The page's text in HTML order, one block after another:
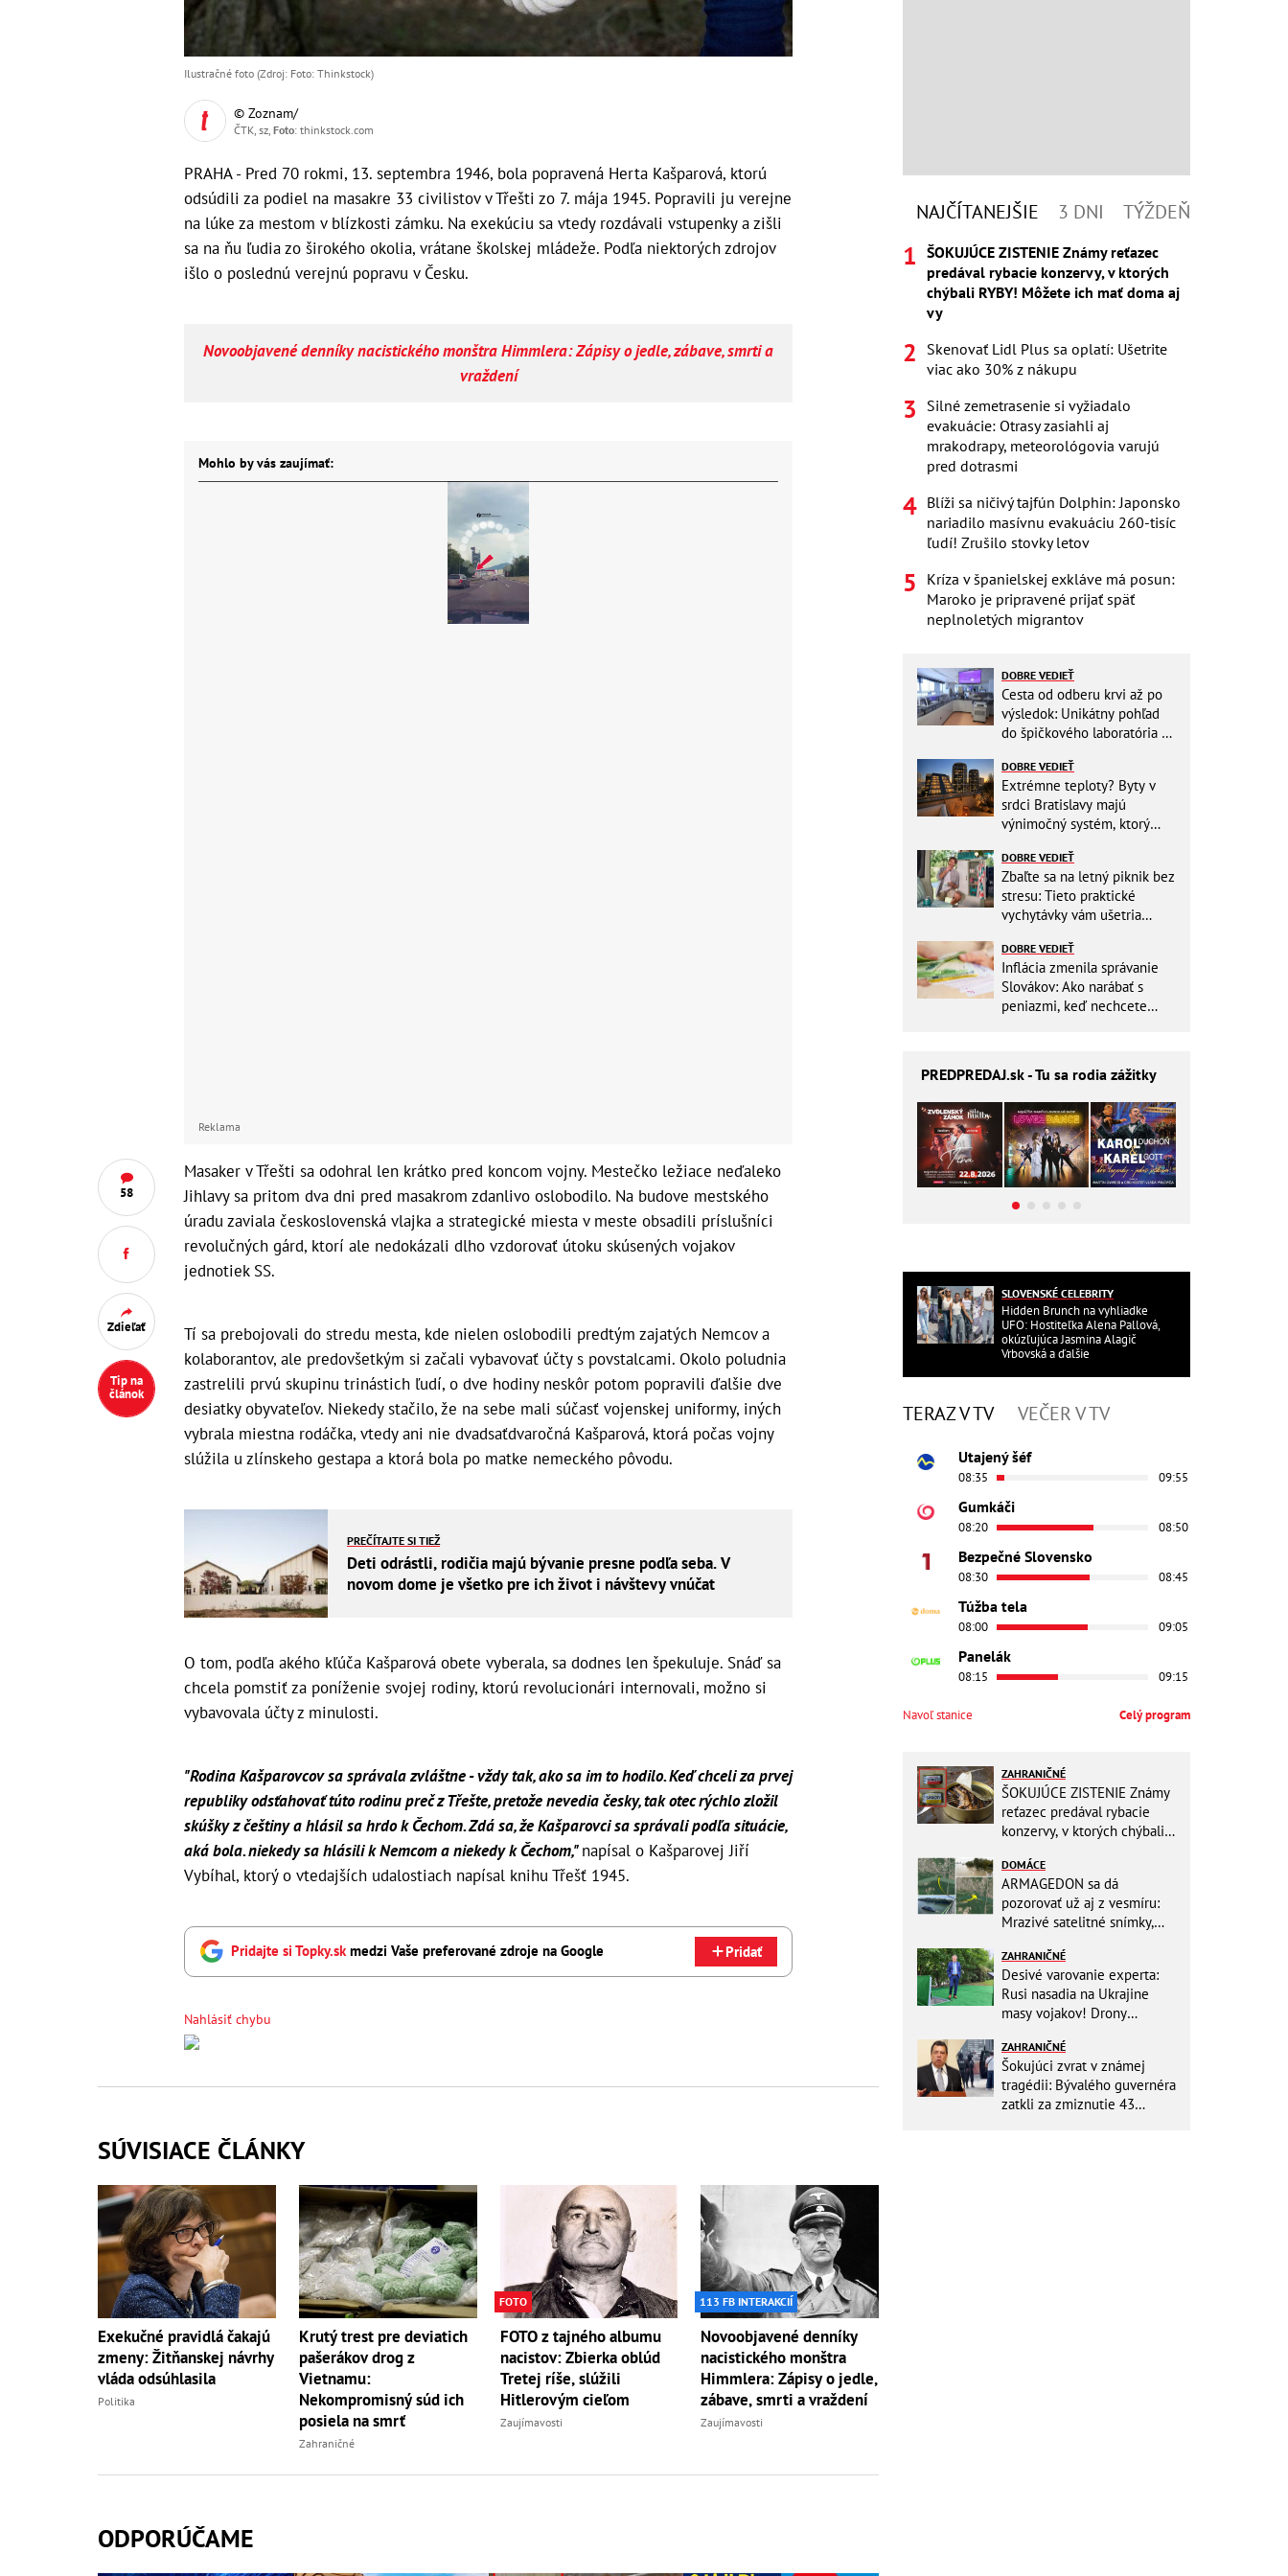
58
Zdieľať
Tip na
článok
Ilustračné foto (Zdroj: Foto: Thinkstock)
© Zoznam/
ČTK, sz, Foto: thinkstock.com
PRAHA - Pred 70 rokmi, 13. septembra 1946, bola popravená Herta Kašparová, ktorú
odsúdili za podiel na masakre 33 civilistov v Třešti zo 7. mája 1945. Popravili ju verejne
na lúke za mestom v blízkosti zámku. Na exekúciu sa vtedy rozdávali vstupenky a zišli
sa na ňu ľudia zo širokého okolia, vrátane školskej mládeže. Podľa niektorých zdrojov
išlo o poslednú verejnú popravu v Česku.
Novoobjavené denníky nacistického monštra Himmlera: Zápisy o jedle, zábave, smrti a
vraždení
Mohlo by vás zaujímať:
Reklama
Masaker v Třešti sa odohral len krátko pred koncom vojny. Mestečko ležiace neďaleko
Jihlavy sa pritom dva dni pred masakrom zdanlivo oslobodilo. Na budove mestského
úradu zaviala československá vlajka a strategické miesta v meste obsadili príslušníci
revolučných gárd, ktorí ale nedokázali dlho vzdorovať útoku skúsených vojakov
jednotiek SS.
Tí sa prebojovali do stredu mesta, kde nielen oslobodili predtým zajatých Nemcov a
kolaborantov, ale predovšetkým si začali vybavovať účty s povstalcami. Okolo poludnia
zastrelili prvú skupinu trinástich ľudí, o dve hodiny neskôr potom popravili ďalšie dve
desiatky obyvateľov. Niekedy stačilo, že na sebe mali súčasť vojenskej uniformy, iných
vybrala miestna rodáčka, vtedy ani nie dvadsaťdvaročná Kašparová, ktorá počas vojny
slúžila u zlínskeho gestapa a ktorá bola po matke nemeckého pôvodu.
PREČÍTAJTE SI TIEŽ
Deti odrástli, rodičia majú bývanie presne podľa seba. V
novom dome je všetko pre ich život i návštevy vnúčat
O tom, podľa akého kľúča Kašparová obete vyberala, sa dodnes len špekuluje. Snáď sa
chcela pomstiť za poníženie svojej rodiny, ktorú revolucionári internovali, možno si
vybavovala účty z minulosti.
"Rodina Kašparovcov sa správala zvláštne - vždy tak, ako sa im to hodilo. Keď chceli za prvej
republiky odsťahovať túto rodinu preč z Třešte, pretože nevedia česky, tak otec rýchlo zložil
skúšky z češtiny a hlásil sa hrdo k Čechom. Zdá sa, že Kašparovci sa správali podľa situácie,
aká bola. niekedy sa hlásili k Nemcom a niekedy k Čechom,"napísal o Kašparovej Jiří
Vybíhal, ktorý o vtedajších udalostiach napísal knihu Třešť 1945.
Pridajte si Topky.skmedzi Vaše preferované zdroje na Google Pridať
Nahlásiť chybu
SÚVISIACE ČLÁNKY
Exekučné pravidlá čakajú
zmeny: Žitňanskej návrhy
vláda odsúhlasila
Politika
Krutý trest pre deviatich
pašerákov drog z
Vietnamu:
Nekompromisný súd ich
posiela na smrť
Zahraničné
FOTO
FOTO z tajného albumu
nacistov: Zbierka oblúd
Tretej ríše, slúžili
Hitlerovým cieľom
Zaujímavosti
113 FB INTERAKCIÍ
Novoobjavené denníky
nacistického monštra
Himmlera: Zápisy o jedle,
zábave, smrti a vraždení
Zaujímavosti
ODPORÚČAME
NAJČÍTANEJŠIE 3 DNI TÝŽDEŇ
ŠOKUJÚCE ZISTENIE Známy reťazec
predával rybacie konzervy, v ktorých
chýbali RYBY! Môžete ich mať doma aj
vy
Skenovať Lidl Plus sa oplatí: Ušetrite
viac ako 30% z nákupu
Silné zemetrasenie si vyžiadalo
evakuácie: Otrasy zasiahli aj
mrakodrapy, meteorológovia varujú
pred dotrasmi
Blíži sa ničivý tajfún Dolphin: Japonsko
nariadilo masívnu evakuáciu 260-tisíc
ľudí! Zrušilo stovky letov
Kríza v španielskej exkláve má posun:
Maroko je pripravené prijať späť
neplnoletých migrantov
DOBRE VEDIEŤ
Cesta od odberu krvi až po
výsledok: Unikátny pohľad
do špičkového laboratória na
DOBRE VEDIEŤ
Extrémne teploty? Byty v
srdci Bratislavy majú
výnimočný systém, ktorý
DOBRE VEDIEŤ
Zbaľte sa na letný piknik bez
stresu: Tieto praktické
vychytávky vám ušetria
DOBRE VEDIEŤ
Inflácia zmenila správanie
Slovákov: Ako narábať s
peniazmi, keď nechcete
PREDPREDAJ.sk - Tu sa rodia zážitky
SLOVENSKÉ CELEBRITY
Hidden Brunch na vyhliadke
UFO: Hostiteľka Alena Pallová,
okúzľujúca Jasmina Alagič
Vrbovská a ďalšie
TERAZ V TV VEČER V TV
Utajený šéf
08:35 09:55
Gumkáči
08:20 08:50
Bezpečné Slovensko
08:30 08:45
Túžba tela
08:00 09:05
Panelák
08:15 09:15
Navoľ stanice Celý program
ZAHRANIČNÉ
ŠOKUJÚCE ZISTENIE Známy
reťazec predával rybacie
konzervy, v ktorých chýbali
aj vy
DOMÁCE
ARMAGEDON sa dá
pozorovať už aj z vesmíru:
Mrazivé satelitné snímky,
vode ani stopy!
ZAHRANIČNÉ
Desivé varovanie experta:
Rusi nasadia na Ukrajine
masy vojakov! Drony
ZAHRANIČNÉ
Šokujúci zvrat v známej
tragédii: Bývalého guvernéra
zatkli za zmiznutie 43